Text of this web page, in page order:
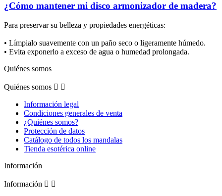
¿Cómo mantener mi disco armonizador de madera?
Para preservar su belleza y propiedades energéticas:
• Límpialo suavemente con un paño seco o ligeramente húmedo.
• Evita exponerlo a exceso de agua o humedad prolongada.
Quiénes somos
Quiénes somos  
Información legal
Condiciones generales de venta
¿Quiénes somos?
Protección de datos
Catálogo de todos los mandalas
Tienda esotérica online
Información
Información  